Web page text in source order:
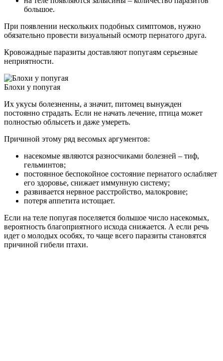
большое.
При появлении нескольких подобных симптомов, нужно
обязательно провести визуальный осмотр пернатого друга.
Кровожадные паразиты доставляют попугаям серьезные
неприятности.
Блохи у попугая
Их укусы болезненны, а значит, питомец вынужден
постоянно страдать. Если не начать лечение, птица может
полностью облысеть и даже умереть.
Причиной этому ряд весомых аргументов:
насекомые являются разносчиками болезней – тиф,
гельминтов;
постоянное беспокойное состояние пернатого ослабляет
его здоровье, снижает иммунную систему;
развивается нервное расстройство, малокровие;
потеря аппетита истощает.
Если на теле попугая поселяется большое число насекомых,
вероятность благоприятного исхода снижается. А если речь
идет о молодых особях, то чаще всего паразиты становятся
причиной гибели птахи.